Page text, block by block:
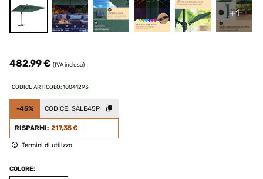
+1
482,99 € (IVA inclusa)
CODICE ARTICOLO: 10041293
-45% CODICE: SALE45P
RISPARMI: 217,35 €
Termini di utilizzo
COLORE: